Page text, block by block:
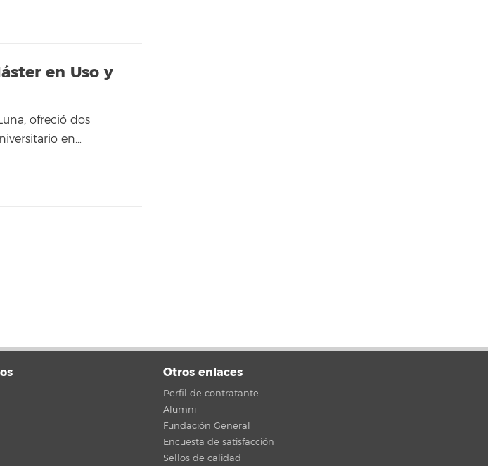
en Uso y
ofreció dos
en…
Otros enlaces
Perfil de contratante
Alumni
Fundación General
Encuesta de satisfacción
Sellos de calidad